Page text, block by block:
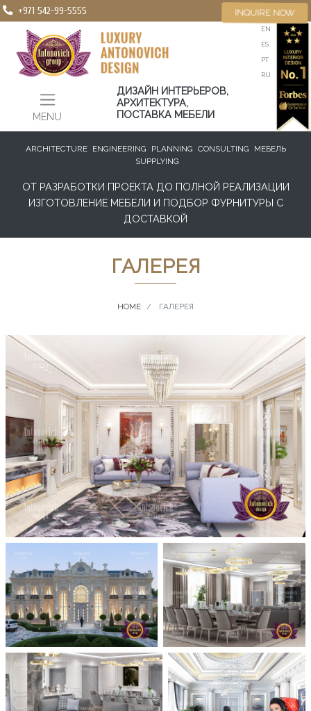
+971 542-99-5555
MENU
EN
ES
PT
RU
ДИЗАЙН ИНТЕРЬЕРОВ,
АРХИТЕКТУРА,
ПОСТАВКА МЕБЕЛИ
INQUIRE NOW
ARCHITECTURE ENGINEERING PLANNING CONSULTING
МЕБЕЛЬ
SUPPLYING
ОТ РАЗРАБОТКИ ПРОЕКТА ДО ПОЛНОЙ РЕАЛИЗАЦИИ
ИЗГОТОВЛЕНИЕ МЕБЕЛИ И ПОДБОР ФУРНИТУРЫ С
ДОСТАВКОЙ
ГАЛЕРЕЯ
HOME ГАЛЕРЕЯ